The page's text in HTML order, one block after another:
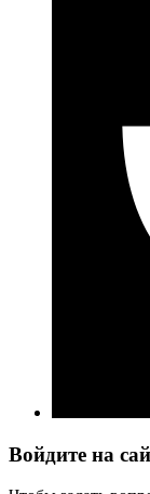
Войдите на